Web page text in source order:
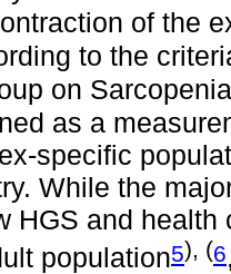
of the
to the
on
as a
specific
While the
HGS and
population5), (6